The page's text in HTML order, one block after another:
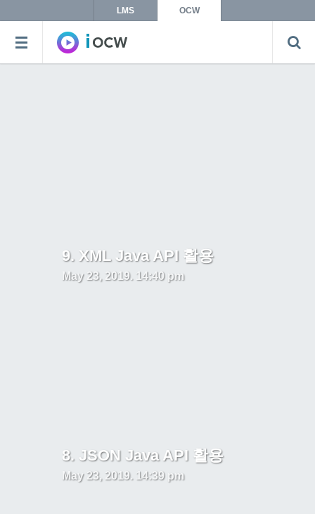
LMS OCW
9. XML Java API 활용
May 23, 2019. 14:40 pm
8. JSON Java API 활용
May 23, 2019. 14:39 pm